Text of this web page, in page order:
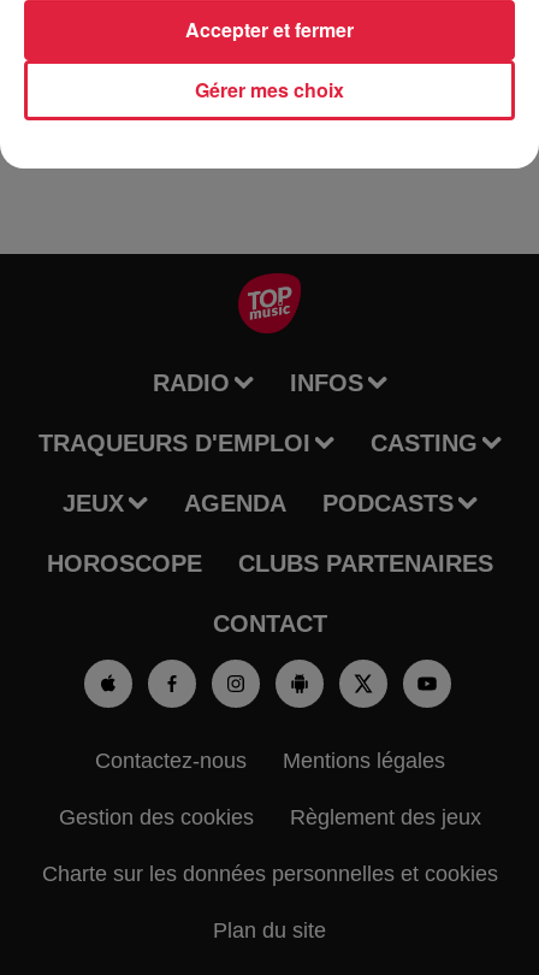
du réseau "Café Musical" Colmar/Mulhouse Le groupe vous
dès 12h00 Réservation au 03.89.71.13.53 Dans le respect
RADIO INFOS
TRAQUEURS D'EMPLOI CASTING
JEUX AGENDA PODCASTS
HOROSCOPE CLUBS PARTENAIRES
CONTACT
Contactez-nous Mentions légales
Gestion des cookies Règlement des jeux
Charte sur les données personnelles et cookies
Plan du site
Gérer mes choix
Accepter et fermer